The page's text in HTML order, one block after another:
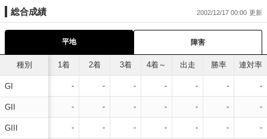
総合成績 2002/12/17 00:00
平地 障害
種別
GI
GII
GIII
1着 2着 3着 4着～ 出走 勝率 連対率
- - - - - - -
- - - - - - -
- - - - - - -